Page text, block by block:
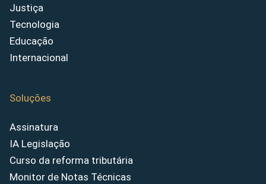
Justiça
Tecnologia
Educação
Internacional
Soluções
Assinatura
IA Legislação
Curso da reforma tributária
Monitor de Notas Técnicas